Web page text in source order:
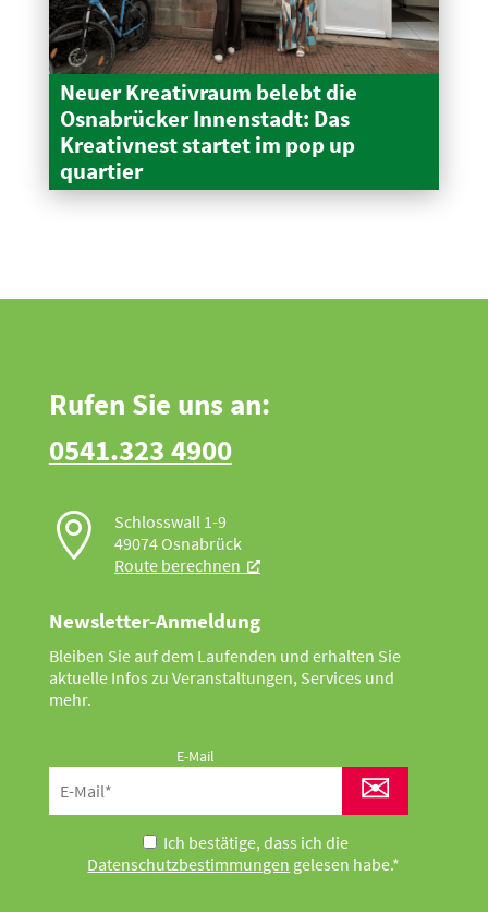
Neuer Kreativraum belebt die
Osnabrücker Innen­stadt: Das
Kreativnest startet im pop up
quartier
Rufen Sie uns an:
0541.323 4900

Schlosswall 1-9
49074 Osnabrück
Route berechnen
Newsletter-Anmeldung
Bleiben Sie auf dem Laufenden und erhalten Sie
aktuelle Infos zu Veranstaltungen, Services und
mehr.
E-Mail
✉
Ich bestätige, dass ich die
Datenschutzbestimmungen gelesen habe.*